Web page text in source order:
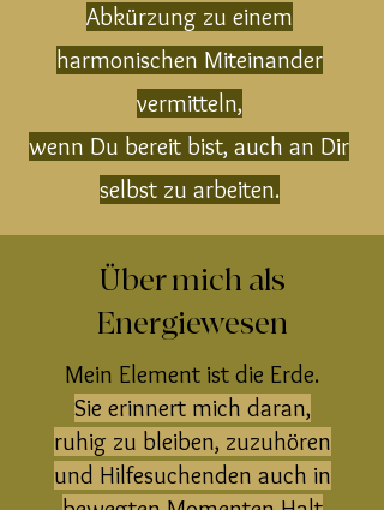
Abkürzung zu einem
harmonischen Miteinander
vermitteln,
wenn Du bereit bist, auch an Dir
selbst zu arbeiten.
Über mich als
Energiewesen
Mein Element ist die Erde.
Sie erinnert mich daran,
ruhig zu bleiben, zuzuhören
und Hilfesuchenden auch in